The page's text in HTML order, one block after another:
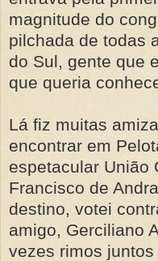
magnitude do
pilchada de todas
do Sul, gente que
que queria
Lá fiz muitas
encontrar em
espetacular União
Francisco de
destino, votei
amigo, Gerciliano
vezes rimos